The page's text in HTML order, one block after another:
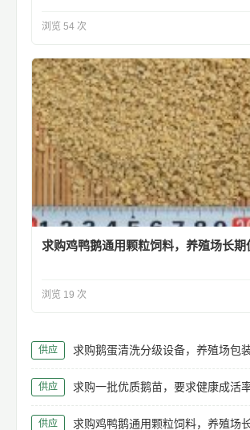
浏览 54 次
求购鸡鸭鹅通用颗粒饲料，养殖场长期
浏览 19 次
供应 求购鹅蛋清洗分级设备，养殖场包
供应 求购一批优质鹅苗，要求健康成活
供应 求购鸡鸭鹅通用颗粒饲料，养殖场